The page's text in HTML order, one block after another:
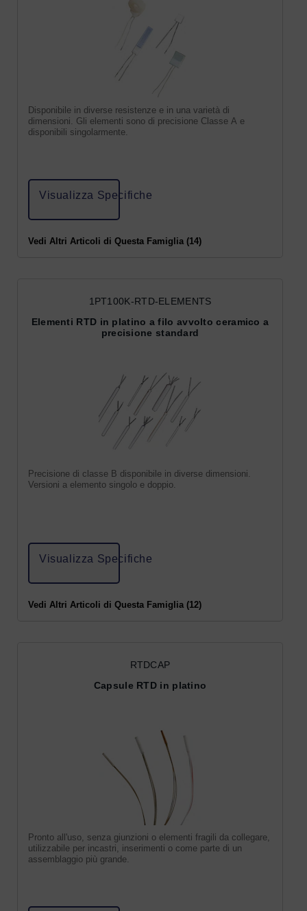
Disponibile in diverse resistenze e in una varietà di
dimensioni. Gli elementi sono di precisione Classe A e
disponibili singolarmente.
Visualizza Specifiche
Vedi Altri Articoli di Questa Famiglia (14)
1PT100K-RTD-ELEMENTS
Elementi RTD in platino a filo avvolto ceramico a
precisione standard
Precisione di classe B disponibile in diverse dimensioni.
Versioni a elemento singolo e doppio.
Visualizza Specifiche
Vedi Altri Articoli di Questa Famiglia (12)
RTDCAP
Capsule RTD in platino
Pronto all'uso, senza giunzioni o elementi fragili da collegare,
utilizzabile per incastri, inserimenti o come parte di un
assemblaggio più grande.